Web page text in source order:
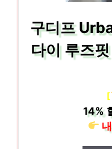
구디프
다이 루즈
[
14%